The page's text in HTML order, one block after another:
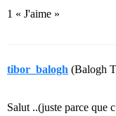
1 « J'aime »
tibor_balogh (Balogh
Salut ..(juste parce que